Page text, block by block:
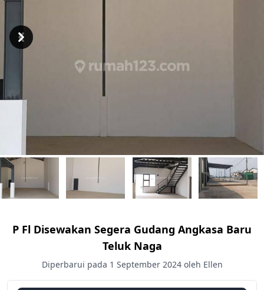
Previous
Next
P Fl Disewakan Segera Gudang Angkasa Baru
Teluk Naga
Diperbarui pada 1 September 2024 oleh Ellen